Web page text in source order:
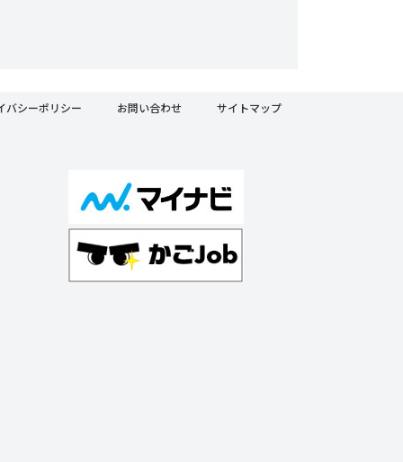
バシーポリシー お問い合わせ サイトマップ